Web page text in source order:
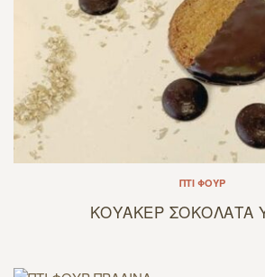
ΠΤΙ ΦΟΥΡ
ΚΟΥΑΚΕΡ ΣΟΚΟΛΑΤΑ